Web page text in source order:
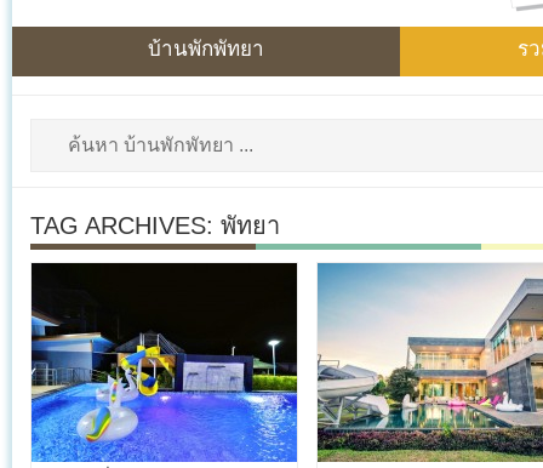
บ้านพักพัทยา ร
TAG ARCHIVES: พัทยา